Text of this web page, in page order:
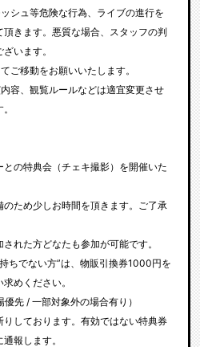
シュ等危険な行為、ライブの進行を
きます。悪質な場合、スタッフの判
います。
ご移動をお願いいたします。
容、観覧ルールなどは適宜変更させ
の特典会（チェキ撮影）を開催いた
ため少しお時間を頂きます。ご了承
れた方どなたも参加が可能です。
ちでない方”は、物販引換券1000円を
めください。
先 / 一部対象外の場合有り）
しております。有効ではない特典券
報します。